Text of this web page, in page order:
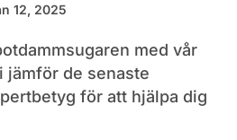
12, 2025
jämför de senaste
för att hjälpa dig